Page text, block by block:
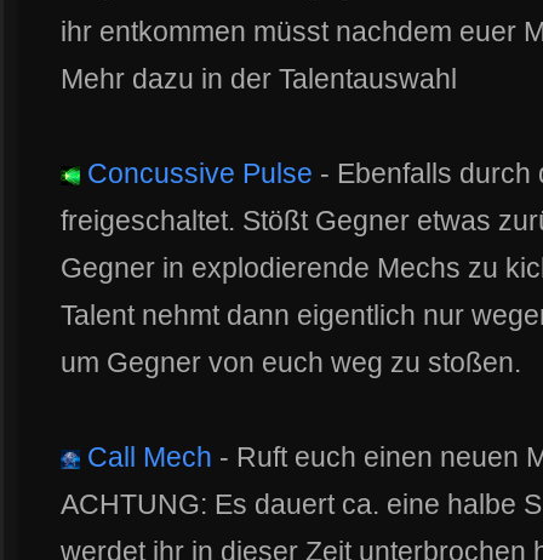
ihr entkommen müsst nachdem euer
Mehr dazu in der Talentauswahl
Concussive Pulse - Ebenfalls durch
freigeschaltet. Stößt Gegner etwas
Gegner in explodierende Mechs zu
Talent nehmt dann eigentlich nur
um Gegner von euch weg zu stoßen.
Call Mech - Ruft euch einen neuen
ACHTUNG: Es dauert ca. eine halbe
werdet ihr in dieser Zeit unterbrochen